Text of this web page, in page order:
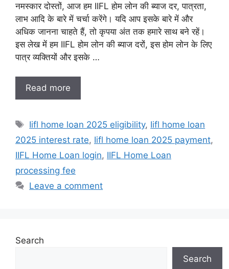
नमस्कार दोस्तों, आज हम IIFL होम लोन की ब्याज दर, पात्रता,
लाभ आदि के बारे में चर्चा करेंगे। यदि आप इसके बारे में और
अधिक जानना चाहते हैं, तो कृपया अंत तक हमारे साथ बने रहें।
इस लेख में हम IIFL होम लोन की ब्याज दरों, इस होम लोन के लिए
पात्र व्यक्तियों और इसके …
Read more
Tags
Iifl home loan 2025 eligibility, Iifl home loan
2025 interest rate, Iifl home loan 2025 payment,
IIFL Home Loan login, IIFL Home Loan
processing fee
Leave a comment
Search
Search